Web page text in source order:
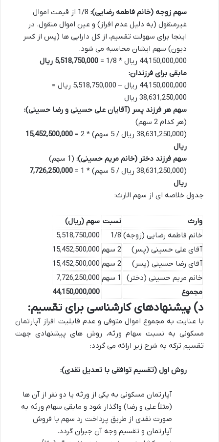
سهم زوجه (خانم فاطمه رضایی):
1/8 از قیمت اموال
غیرمنقول (به دلیل عدم افراز) و عین اموال منقول. در
اینجا برای سهولت تقسیم، از کل دارایی ها (پس از کسر
دیون) سهم ایشان محاسبه می شود.
44,150,000,000 ریال * 1/8 =
5,518,750,000 ریال
مابقی برای فرزندان:
44,150,000,000 ریال – 5,518,750,000 ریال =
38,631,250,000 ریال
سهم هر فرزند پسر (آقایان علی حسینی و رضا حسینی):
(هر کدام 2 سهم)
(38,631,250,000 ریال / 5 سهم) * 2 =
15,452,500,000
ریال
سهم فرزند دختر (خانم مریم حسینی): (1 سهم)
(38,631,250,000 ریال / 5 سهم) * 1 =
7,726,250,000
ریال
جدول خلاصه ای از سهم الارث:
وارث نسبت سهم (ریال)
خانم فاطمه رضایی (زوجه) 1/8
5,518,750,000
آقای علی حسینی (پسر)
2 سهم
15,452,500,000
آقای رضا حسینی (پسر)
2 سهم
15,452,500,000
خانم مریم حسینی (دختر)
1 سهم
7,726,250,000
مجموع
44,150,000,000
د) پیشنهادهای کارشناسی برای تقسیم:
با عنایت به مجموع اموال متوفی و عدم قابلیت افراز آپارتمان
مسکونی به نسبت سهام ورثه، روش های پیشنهادی جهت
تقسیم ترکه به شرح زیر ارائه می گردد:
روش اول (تقسیم توافقی با تعدیل نقدی):
آپارتمان مسکونی به یکی از ورثه یا دو نفر از آن ها
(مثلاً علی و رضا) واگذار شود و مابقی سهام ورثه به
صورت نقدی از طریق پرداخت رد سهم یا فروش
آپارتمان و تقسیم وجه آن جبران گردد.